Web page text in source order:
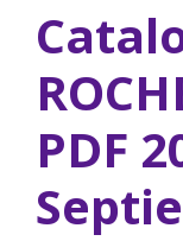
PDF